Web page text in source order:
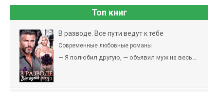
Топ книг
В разводе. Все пути ведут к тебе
Современные любовные романы
— Я полюбил другую, — объявил муж на весь...